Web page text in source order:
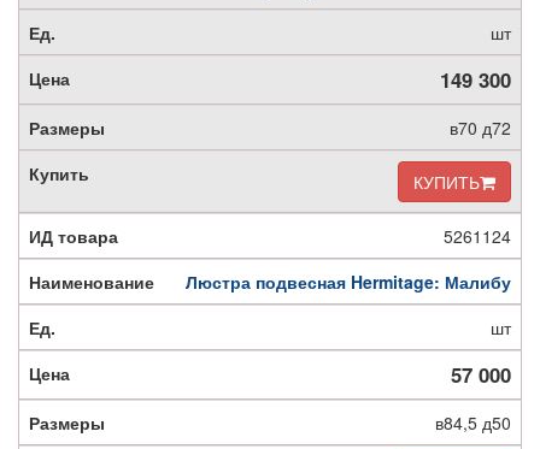
шт
149 300
в70 д72
КУПИТЬ
5261124
Люстра подвесная Hermitage: Малибу
шт
57 000
в84,5 д50